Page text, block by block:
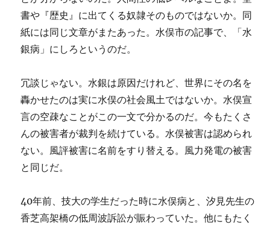
書や『歴史』に出てくる奴隷そのものではないか。同
紙には同じ文章がまたあった。水俣市の記事で、「水
銀病」にしろというのだ。
冗談じゃない。水銀は原因だけれど、世界にその名を
轟かせたのは実に水俣の社会風土ではないか。水俣宣
言の空疎なことがこの一文で分かるのだ。今もたくさ
んの被害者が裁判を続けている。水俣被害は認められ
ない。風評被害に名前をすり替える。風力発電の被害
と同じだ。
40年前、技大の学生だった時に水俣病と、汐見先生の
香芝高架橋の低周波訴訟が賑わっていた。他にもたく